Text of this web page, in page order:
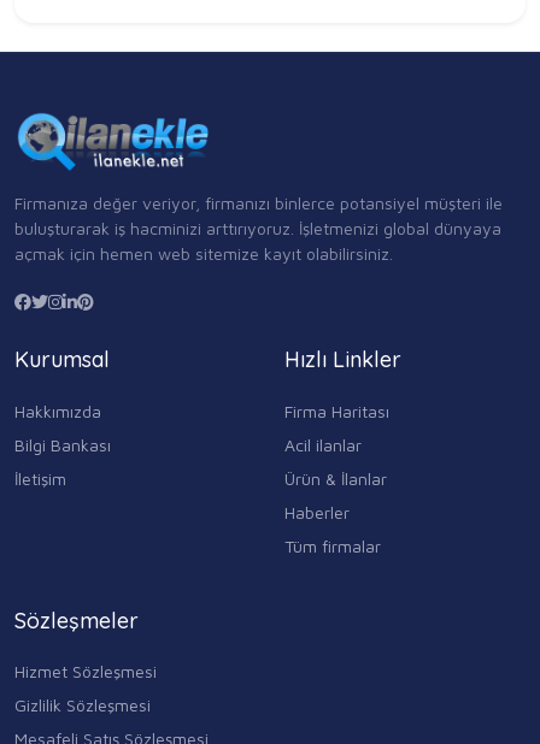
Firmanıza değer veriyor, firmanızı binlerce potansiyel müşteri ile
buluşturarak iş hacminizi arttırıyoruz. İşletmenizi global dünyaya
açmak için hemen web sitemize kayıt olabilirsiniz.
Kurumsal
Hakkımızda
Bilgi Bankası
İletişim
Hızlı Linkler
Firma Haritası
Acil ilanlar
Ürün & İlanlar
Haberler
Tüm firmalar
Sözleşmeler
Hizmet Sözleşmesi
Gizlilik Sözleşmesi
Mesafeli Satış Sözleşmesi